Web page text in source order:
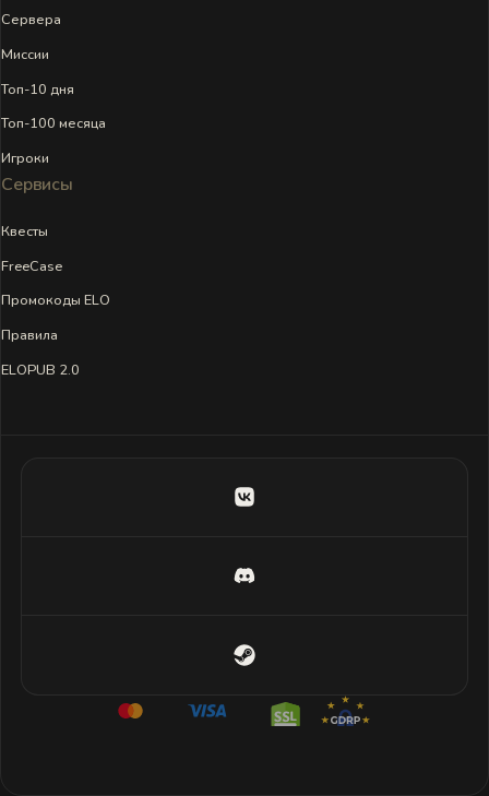
Сервера
Миссии
Топ-10 дня
Топ-100 месяца
Игроки
Сервисы
Квесты
FreeCase
Промокоды ELO
Правила
ELOPUB 2.0